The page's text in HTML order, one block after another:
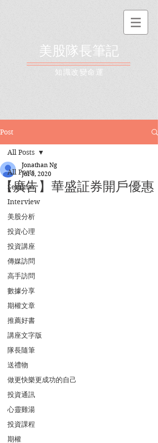
美股隊長筆記
​知識改變命運
Post
All Posts
Seminar
Interview
美股分析
投資心理
投資講座
傳媒訪問
高手訪問
數據分享
期權文章
推薦好書
講座文字版
隊長隨筆
送禮物
做更快樂更成功的自己
投資通訊
心靈雞湯
投資課程
期權
All Posts
【廣告】華盛証券開戶優惠
Jonathan Ng
Jul 8, 2020